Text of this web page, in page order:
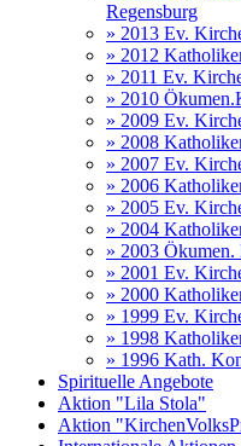
Regensburg
» 2013 Ev.
» 2012
» 2011 Ev.
» 2010
» 2009 Ev.
» 2008
» 2007 Ev.
» 2006
» 2005 Ev.
» 2004
» 2003
» 2001 Ev.
» 2000
» 1999 Ev.
» 1998
» 1996 Kath.
Spirituelle Angebote
Aktion "Lila Stola"
Aktion